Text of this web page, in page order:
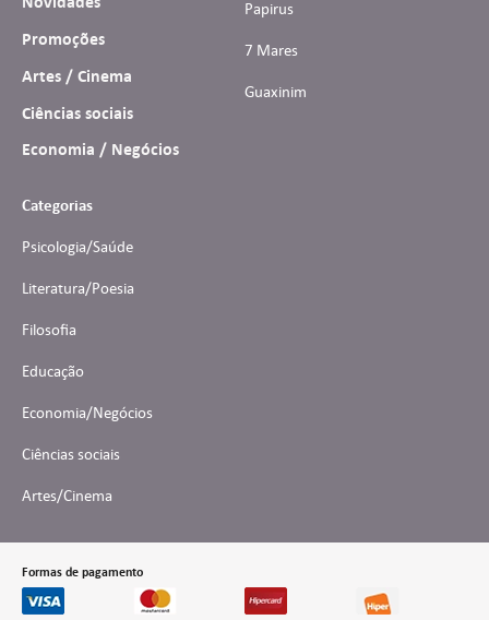
Promoções
Artes / Cinema
Ciências sociais
Economia / Negócios
Papirus
7 Mares
Guaxinim
Categorias
Psicologia/Saúde
Literatura/Poesia
Filosofia
Educação
Economia/Negócios
Ciências sociais
Artes/Cinema
Formas de pagamento